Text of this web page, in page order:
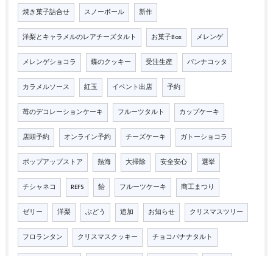
焼き菓子詰合せ スノーボール 新作
洋梨とキャラメルのレアチーズタルト お菓子Box メレンゲ
メレンゲショコラ 蝶のクッキー 受注生産 パンナコッタ
カラメルソース 紅玉 イベント出店 予約
苺のデコレーションケーキ フルーツタルト カップケーキ
店頭予約 オンライン予約 チーズケーキ ガトーショコラ
ポップアップストア 熱海 大掃除 安全安心 選挙
チシャネコ REFS 飴 フルーツケーキ 商工まつり
ゼリー 洋梨 ぶどう 追加 お知らせ クリスマスツリー
フロランタン クリスマスクッキー チョコバナナタルト